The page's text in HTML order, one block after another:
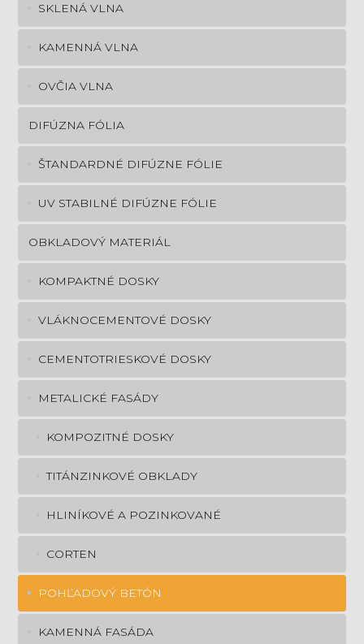
SKLENÁ VLNA
KAMENNÁ VLNA
OVČIA VLNA
DIFÚZNA FÓLIA
ŠTANDARDNÉ DIFÚZNE FÓLIE
UV STABILNÉ DIFÚZNE FÓLIE
OBKLADOVÝ MATERIÁL
KOMPAKTNÉ DOSKY
VLÁKNOCEMENTOVÉ DOSKY
CEMENTOTRIESKOVÉ DOSKY
METALICKÉ FASÁDY
KOMPOZITNÉ DOSKY
TITÁNZINKOVÉ OBKLADY
HLINÍKOVÉ A POZINKOVANÉ
CORTEN
POHĽADOVÝ BETÓN
KAMENNÁ FASÁDA